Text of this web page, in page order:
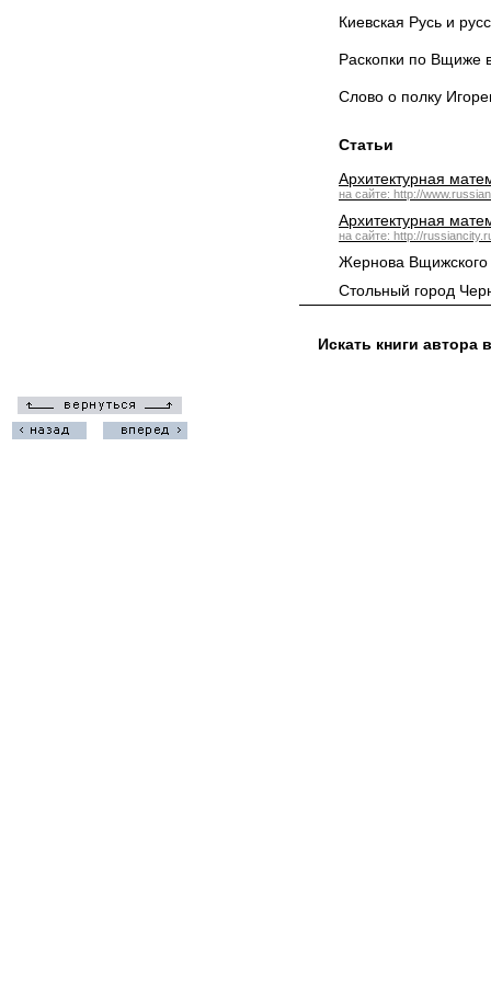
Киевская Русь и
Раскопки по Вщиже
Слово о полку
Статьи
Архитектурная
на сайте: http://
Архитектурная
на сайте: http://
Жернова
Стольный город
Искать книги автора